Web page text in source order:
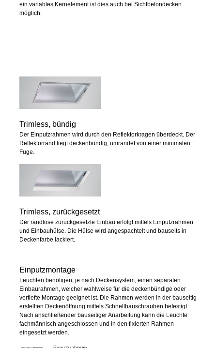
ein variables Kernelement ist dies auch bei Sichtbetondecken
möglich.
Trimless, bündig
Der Einputzrahmen wird durch den Reflektorkragen überdeckt. Der
Reflektorrand liegt deckenbündig, umrandet von einer minimalen
Fuge.
Trimless, zurückgesetzt
Der randlose zurückgesetzte Einbau erfolgt mittels Einputzrahmen
und Einbauhülse. Die Hülse wird angespachtelt und bauseits in
Deckenfarbe lackiert.
Einputzmontage
Leuchten benötigen, je nach Deckensystem, einen separaten
Einbaurahmen, welcher wahlweise für die deckenbündige oder
vertiefte Montage geeignet ist. Die Rahmen werden in der bauseitig
erstellten Deckenöffnung mittels Schnellbauschrauben befestigt.
Nach anschließender bauseitiger Anarbeitung kann die Leuchte
fachmännisch angeschlossen und in den fixierten Rahmen
eingesetzt werden.